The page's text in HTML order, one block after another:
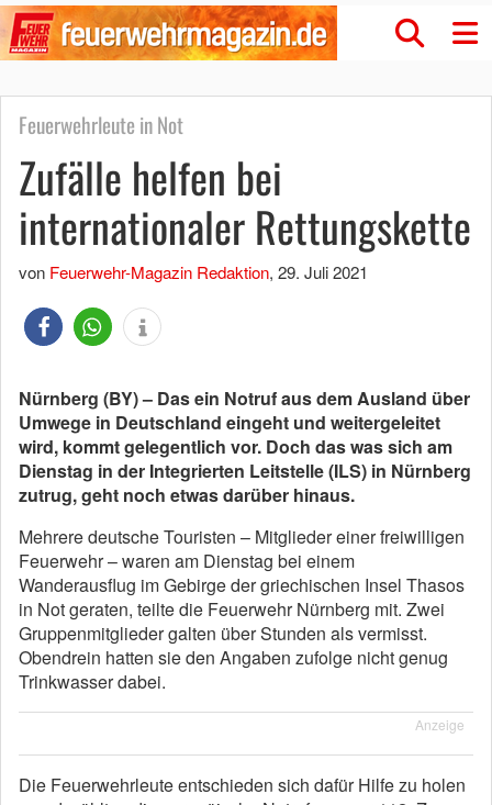
Feuerwehrleute in Not
Zufälle helfen bei
internationaler Rettungskette
von Feuerwehr-Magazin Redaktion, 29. Juli 2021
Nürnberg (BY) – Das ein Notruf aus dem Ausland über
Umwege in Deutschland eingeht und weitergeleitet
wird, kommt gelegentlich vor. Doch das was sich am
Dienstag in der Integrierten Leitstelle (ILS) in Nürnberg
zutrug, geht noch etwas darüber hinaus.
Mehrere deutsche Touristen – Mitglieder einer freiwilligen
Feuerwehr – waren am Dienstag bei einem
Wanderausflug im Gebirge der griechischen Insel Thasos
in Not geraten, teilte die Feuerwehr Nürnberg mit. Zwei
Gruppenmitglieder galten über Stunden als vermisst.
Obendrein hatten sie den Angaben zufolge nicht genug
Trinkwasser dabei.
Anzeige
Die Feuerwehrleute entschieden sich dafür Hilfe zu holen